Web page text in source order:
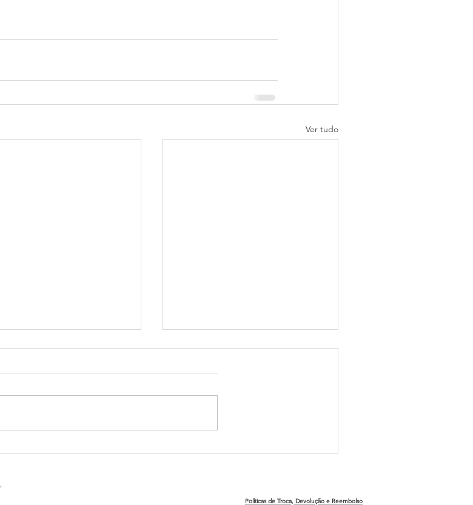
Ver tudo
Políticas de Troca, Devolução e Reembolso